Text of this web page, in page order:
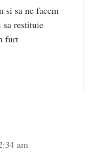
si sa ne facem
restituie
furt
am